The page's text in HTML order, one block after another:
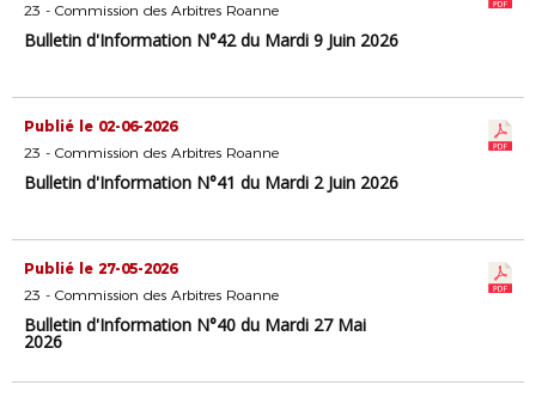
23 - Commission des Arbitres Roanne
Bulletin d'Information N°42 du Mardi 9 Juin 2026
Publié le 02-06-2026
23 - Commission des Arbitres Roanne
Bulletin d'Information N°41 du Mardi 2 Juin 2026
Publié le 27-05-2026
23 - Commission des Arbitres Roanne
Bulletin d'Information N°40 du Mardi 27 Mai
2026